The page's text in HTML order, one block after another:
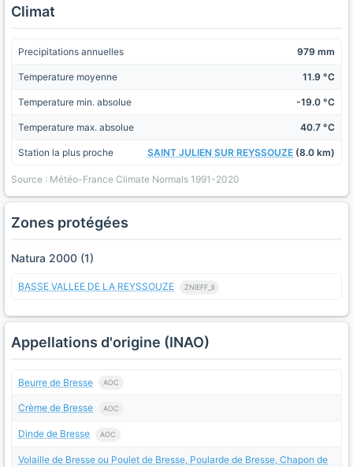
Climat
Precipitations annuelles 979 mm
Temperature moyenne 11.9 °C
Temperature min. absolue -19.0 °C
Temperature max. absolue 40.7 °C
Station la plus proche SAINT JULIEN SUR REYSSOUZE (8.0 km)
Source : Météo-France Climate Normals 1991-2020
Zones protégées
Natura 2000 (1)
BASSE VALLEE DE LA REYSSOUZE ZNIEFF_II
Appellations d'origine (INAO)
Beurre de Bresse AOC
Crème de Bresse AOC
Dinde de Bresse AOC
Volaille de Bresse ou Poulet de Bresse, Poularde de Bresse, Chapon de